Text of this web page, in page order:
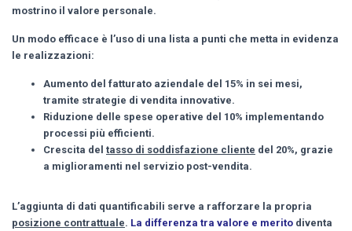
mostrino il valore personale.
Un modo efficace è l’uso di una lista a punti che metta in evidenza
le realizzazioni:
Aumento del fatturato aziendale del 15% in sei mesi,
tramite strategie di vendita innovative.
Riduzione delle spese operative del 10% implementando
processi più efficienti.
Crescita del tasso di soddisfazione cliente del 20%, grazie
a miglioramenti nel servizio post-vendita.
L’aggiunta di dati quantificabili serve a rafforzare la propria
posizione contrattuale. La differenza tra valore e merito diventa